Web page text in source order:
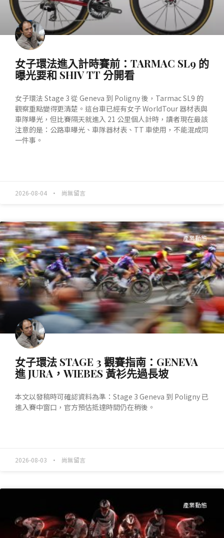
女子環法進入計時賽前：TARMAC SL9 的
曝光要和 SHIV TT 分開看
女子環法 Stage 3 從 Geneva 到 Poligny 後，Tarmac SL9 的
觀察重點變得更清楚。這台車已經有女子 WorldTour 器材表與
車隊曝光，但比賽隔天就進入 21 公里個人計時，讀者現在最該
注意的是：公路車曝光、車隊器材表、TT 車使用，不能混成同
一件事。
2026-08-04 尚無留言
產業動態
女子環法 STAGE 3 觀賽指南：GENEVA
進 JURA，WIEBES 黃衫先過長坡
本文以發稿時可確認資料為準：Stage 3 Geneva 到 Poligny 已
進入賽中窗口，官方預估抵達時間仍在稍後。
2026-08-03 尚無留言
產業動態